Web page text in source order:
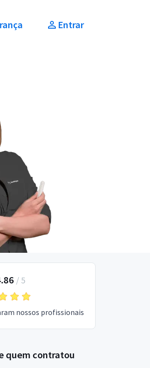
Entrar
/ 5
nossos profissionais
quem contratou